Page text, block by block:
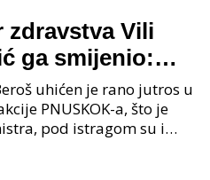
zdravstva Vili
ga smijenio:
zbog korupcije
uhićen je rano jutros u
PNUSKOK-a, što je
pod istragom su i